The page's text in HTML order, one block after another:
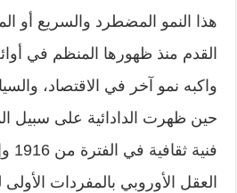
هذا النمو المضطرد والسريع أو
القدم منذ ظهورها المنظم في
واكبه نمو آخر في الاقتصاد،
حين ظهرت الدادائية على سبيل
العقل الأوروبي بالمفردات